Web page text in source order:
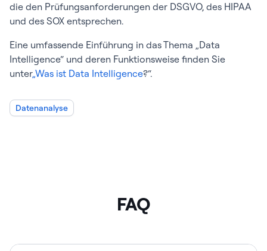
die den Prüfungsanforderungen der DSGVO, des HIPAA
und des SOX entsprechen.
Eine umfassende Einführung in das Thema „Data
Intelligence“ und deren Funktionsweise finden Sie
unter„Was ist Data Intelligence?“.
Datenanalyse
FAQ